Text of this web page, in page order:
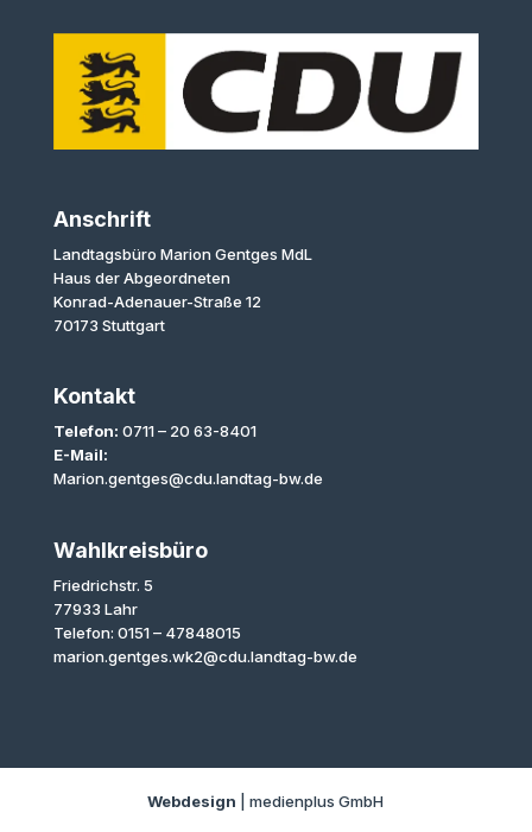
Anschrift
Landtagsbüro Marion Gentges MdL
Haus der Abgeordneten
Konrad-Adenauer-Straße 12
70173 Stuttgart
Kontakt
Telefon: 0711 – 20 63-8401
E-Mail:
Marion.gentges@cdu.landtag-bw.de
Wahlkreisbüro
Friedrichstr. 5
77933 Lahr
Telefon: 0151 – 47848015
marion.gentges.wk2@cdu.landtag-bw.de
Webdesign | medienplus GmbH